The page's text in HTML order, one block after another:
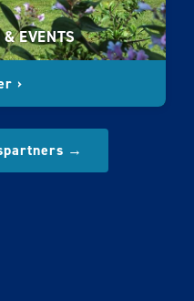
& EVENTS
›
→